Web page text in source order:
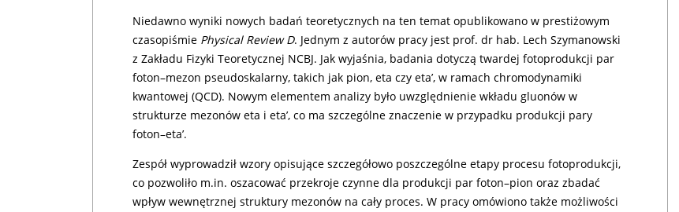
Niedawno wyniki nowych badań teoretycznych na ten temat opublikowano w prestiżowym
czasopiśmie Physical Review D. Jednym z autorów pracy jest prof. dr hab. Lech Szymanowski
z Zakładu Fizyki Teoretycznej NCBJ. Jak wyjaśnia, badania dotyczą twardej fotoprodukcji par
foton–mezon pseudoskalarny, takich jak pion, eta czy eta’, w ramach chromodynamiki
kwantowej (QCD). Nowym elementem analizy było uwzględnienie wkładu gluonów w
strukturze mezonów eta i eta’, co ma szczególne znaczenie w przypadku produkcji pary
foton–eta’.
Zespół wyprowadził wzory opisujące szczegółowo poszczególne etapy procesu fotoprodukcji,
co pozwoliło m.in. oszacować przekroje czynne dla produkcji par foton–pion oraz zbadać
wpływ wewnętrznej struktury mezonów na cały proces. W pracy omówiono także możliwości